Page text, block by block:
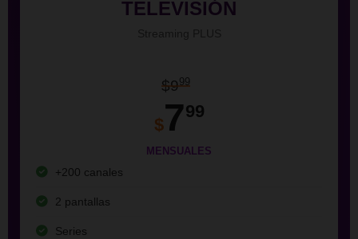
TELEVISIÓN
$999
$799
MENSUALES
+200 canales
2 pantallas
Series